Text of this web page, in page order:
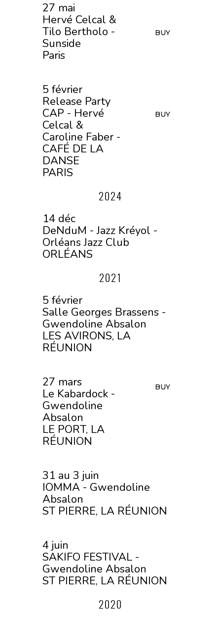
27 mai
Hervé Celcal &
Tilo Bertholo -
Sunside
Paris
BUY
5 février
Release Party
CAP - Hervé
Celcal &
Caroline Faber -
CAFÉ DE LA
DANSE
PARIS
BUY
2024
14 déc
DeNduM - Jazz Kréyol -
Orléans Jazz Club
ORLÉANS
2021
5 février
Salle Georges Brassens -
Gwendoline Absalon
LES AVIRONS, LA
RÉUNION
27 mars
Le Kabardock -
Gwendoline
Absalon
LE PORT, LA
RÉUNION
BUY
31 au 3 juin
IOMMA - Gwendoline
Absalon
ST PIERRE, LA RÉUNION
4 juin
SAKIFO FESTIVAL -
Gwendoline Absalon
ST PIERRE, LA RÉUNION
2020